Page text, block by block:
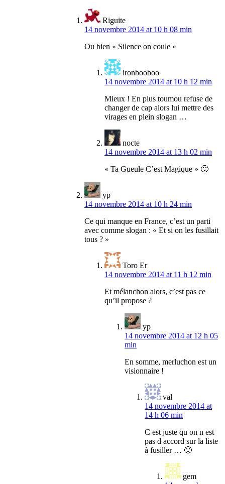
Riguite
14 novembre 2014 at 10 h 08 min
Ou bien « Silence on coule »
ironbooboo
14 novembre 2014 at 10 h 12 min
Mieux ! En plus toumou refuse de
changer de cap alors lui mettre des
virages en plein slogan …
nocte
14 novembre 2014 at 13 h 02 min
« Ta Gueule C’est Magique » 🙂
yp
14 novembre 2014 at 10 h 24 min
Ce qui manque en France, c’est un parti
avec comme slogan : « Et si on les fusillait
tous ? »
Toro Er
14 novembre 2014 at 11 h 12 min
Et mélanchon alors, c’est pas ce
qu’il propose ?
yp
14 novembre 2014 at 12 h 05
min
En somme, merluchon est un
visionnaire !
val
14 novembre 2014 at
14 h 06 min
C est juste qu on n est
pas d accord sur la liste
à fusiller … 🙂
gem